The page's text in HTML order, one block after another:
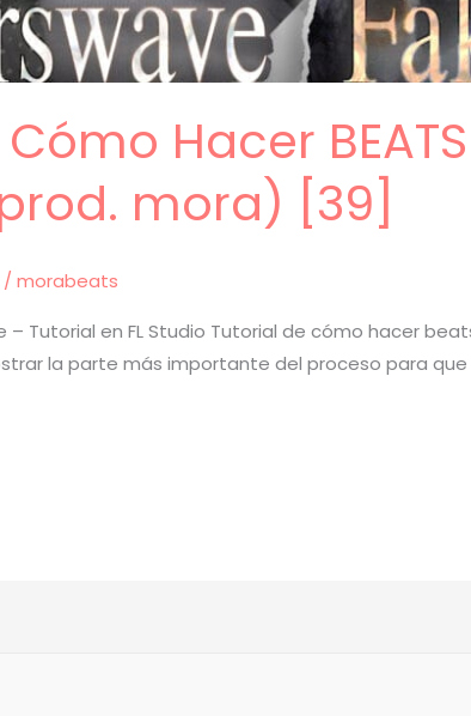
] Cómo Hacer
mora) [39]
/morabeats
– Tutorial en FL Studio Tutorial de cómo hacer
la parte más importante del proceso para